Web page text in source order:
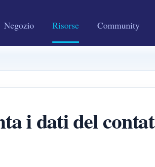
Negozio Risorse Community
i dati del